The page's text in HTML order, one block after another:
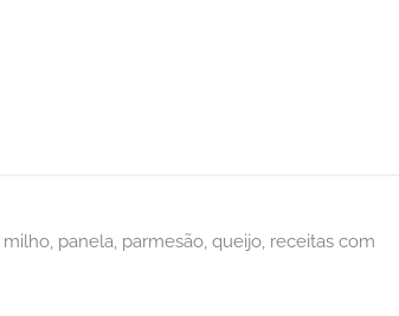
milho, panela, parmesão, queijo, receitas com